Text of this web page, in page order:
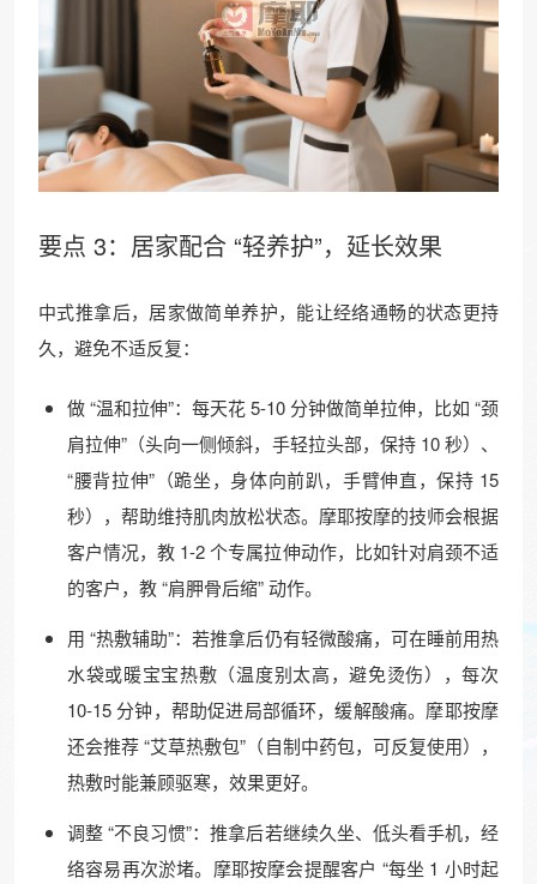
要点 3：居家配合 “轻养护”，延长效果
中式推拿后，居家做简单养护，能让经络通畅的状态更持
久，避免不适反复：
做 “温和拉伸”：每天花 5-10 分钟做简单拉伸，比如 “颈
肩拉伸”（头向一侧倾斜，手轻拉头部，保持 10 秒）、
“腰背拉伸”（跪坐，身体向前趴，手臂伸直，保持 15
秒），帮助维持肌肉放松状态。摩耶按摩的技师会根据
客户情况，教 1-2 个专属拉伸动作，比如针对肩颈不适
的客户，教 “肩胛骨后缩” 动作。
用 “热敷辅助”：若推拿后仍有轻微酸痛，可在睡前用热
水袋或暖宝宝热敷（温度别太高，避免烫伤），每次
10-15 分钟，帮助促进局部循环，缓解酸痛。摩耶按摩
还会推荐 “艾草热敷包”（自制中药包，可反复使用），
热敷时能兼顾驱寒，效果更好。
调整 “不良习惯”：推拿后若继续久坐、低头看手机，经
络容易再次淤堵。摩耶按摩会提醒客户 “每坐 1 小时起